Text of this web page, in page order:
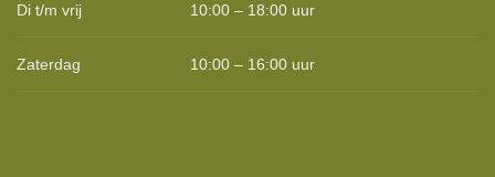
Di t/m vrij 10:00 – 18:00 uur
Zaterdag 10:00 – 16:00 uur